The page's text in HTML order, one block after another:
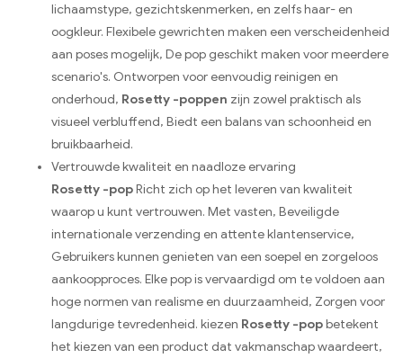
lichaamstype, gezichtskenmerken, en zelfs haar- en
oogkleur. Flexibele gewrichten maken een verscheidenheid
aan poses mogelijk, De pop geschikt maken voor meerdere
scenario's. Ontworpen voor eenvoudig reinigen en
onderhoud, Rosetty -poppen zijn zowel praktisch als
visueel verbluffend, Biedt een balans van schoonheid en
bruikbaarheid.
Vertrouwde kwaliteit en naadloze ervaring
Rosetty -popRicht zich op het leveren van kwaliteit
waarop u kunt vertrouwen. Met vasten, Beveiligde
internationale verzending en attente klantenservice,
Gebruikers kunnen genieten van een soepel en zorgeloos
aankoopproces. Elke pop is vervaardigd om te voldoen aan
hoge normen van realisme en duurzaamheid, Zorgen voor
langdurige tevredenheid. kiezen Rosetty -popbetekent
het kiezen van een product dat vakmanschap waardeert,